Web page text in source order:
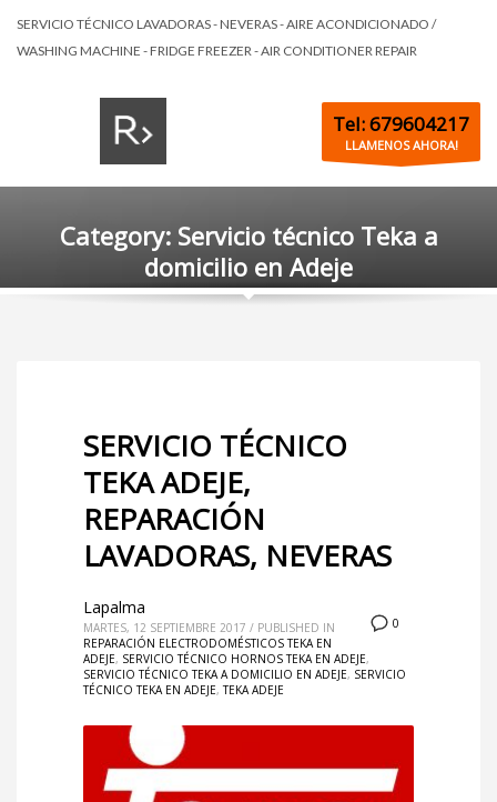
SERVICIO TÉCNICO LAVADORAS - NEVERAS - AIRE ACONDICIONADO /
WASHING MACHINE - FRIDGE FREEZER - AIR CONDITIONER REPAIR
Tel: 679604217
LLAMENOS AHORA!
Category: Servicio técnico Teka a
domicilio en Adeje
SERVICIO TÉCNICO
TEKA ADEJE,
REPARACIÓN
LAVADORAS, NEVERAS
0
Lapalma
MARTES, 12 SEPTIEMBRE 2017 / PUBLISHED IN
REPARACIÓN ELECTRODOMÉSTICOS TEKA EN
ADEJE, SERVICIO TÉCNICO HORNOS TEKA EN ADEJE,
SERVICIO TÉCNICO TEKA A DOMICILIO EN ADEJE, SERVICIO
TÉCNICO TEKA EN ADEJE,TEKA ADEJE